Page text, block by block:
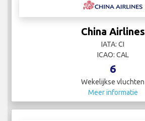
China Airlines
IATA: CI
ICAO: CAL
6
Wekelijkse vluchten
Meer informatie